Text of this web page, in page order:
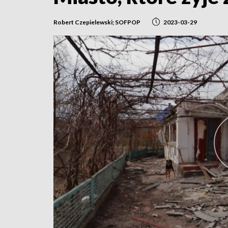
Robert Czepielewski; SOFPOP 2023-03-29